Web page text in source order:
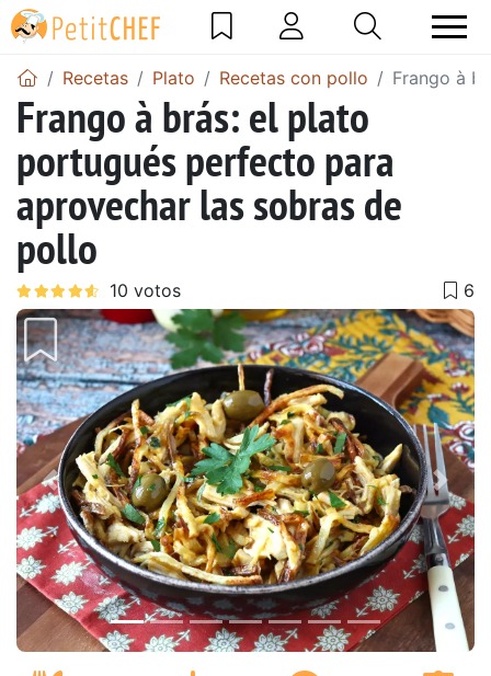
Recetas Plato Recetas con pollo Frango à
Frango à brás: el plato
portugués perfecto para
aprovechar las sobras de
pollo
Anterior